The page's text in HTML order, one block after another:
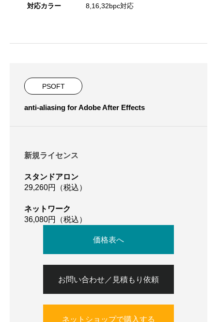
対応カラー 8,16,32bpc対応
PSOFT
anti-aliasing for Adobe After Effects
新規ライセンス
スタンドアロン
29,260円（税込）
ネットワーク
36,080円（税込）
価格表へ
お問い合わせ／見積もり依頼
ネットショップで購入する